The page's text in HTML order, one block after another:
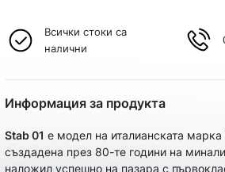
Всички стоки са
налични
Информация за продукта
Stab 01 e модел на италианската марка
създадена през 80-те години на
наложил успешно на пазара с